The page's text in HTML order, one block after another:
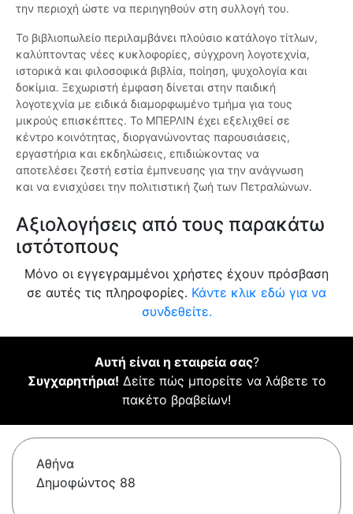
την περιοχή ώστε να περιηγηθούν στη συλλογή του.
Το βιβλιοπωλείο περιλαμβάνει πλούσιο κατάλογο τίτλων,
καλύπτοντας νέες κυκλοφορίες, σύγχρονη λογοτεχνία,
ιστορικά και φιλοσοφικά βιβλία, ποίηση, ψυχολογία και
δοκίμια. Ξεχωριστή έμφαση δίνεται στην παιδική
λογοτεχνία με ειδικά διαμορφωμένο τμήμα για τους
μικρούς επισκέπτες. Το ΜΠΕΡΛΙΝ έχει εξελιχθεί σε
κέντρο κοινότητας, διοργανώνοντας παρουσιάσεις,
εργαστήρια και εκδηλώσεις, επιδιώκοντας να
αποτελέσει ζεστή εστία έμπνευσης για την ανάγνωση
και να ενισχύσει την πολιτιστική ζωή των Πετραλώνων.
Αξιολογήσεις από τους παρακάτω
ιστότοπους
Μόνο οι εγγεγραμμένοι χρήστες έχουν πρόσβαση
σε αυτές τις πληροφορίες. Κάντε κλικ εδώ για να
συνδεθείτε.
Αυτή είναι η εταιρεία σας?
Συγχαρητήρια! Δείτε πώς μπορείτε να λάβετε το
πακέτο βραβείων!
Αθήνα
Δημοφώντος 88